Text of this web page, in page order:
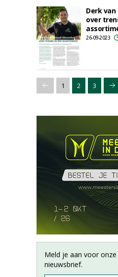
Derk van
over
26-09-2023
1 2 3
Meld je aan voor onze
nieuwsbrief.